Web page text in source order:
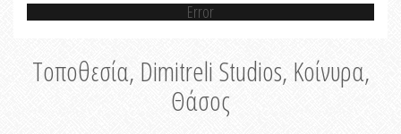
Error
Τοποθεσία, Dimitreli Studios, Κοίνυρα,
Θάσος